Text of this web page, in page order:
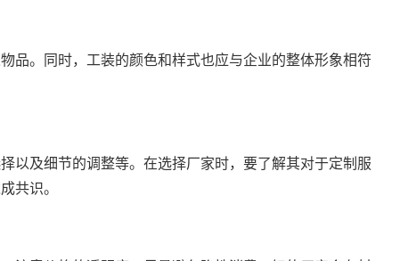
品。同时，工装的颜色和样式也应与企业的整体形象相符
以及细节的调整等。在选择厂家时，要了解其对于定制服
共识。